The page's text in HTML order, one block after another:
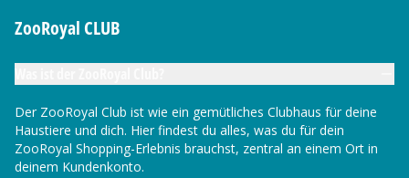
ZooRoyal CLUB
Der ZooRoyal Club ist wie ein gemütliches Clubhaus für deine
Haustiere und dich. Hier findest du alles, was du für dein
ZooRoyal Shopping-Erlebnis brauchst, zentral an einem Ort in
deinem Kundenkonto.